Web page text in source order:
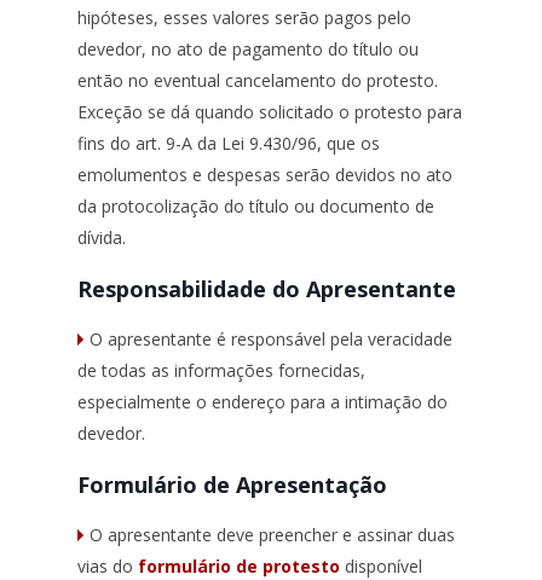
hipóteses, esses valores serão pagos pelo
devedor, no ato de pagamento do título ou
então no eventual cancelamento do protesto.
Exceção se dá quando solicitado o protesto para
fins do art. 9-A da Lei 9.430/96, que os
emolumentos e despesas serão devidos no ato
da protocolização do título ou documento de
dívida.
Responsabilidade do Apresentante
O apresentante é responsável pela veracidade
de todas as informações fornecidas,
especialmente o endereço para a intimação do
devedor.
Formulário de Apresentação
O apresentante deve preencher e assinar duas
vias do formulário de protesto disponível